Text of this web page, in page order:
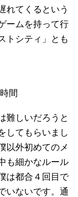
れてくるという
ームを持って行
トシティ」とも
間
難しいだろうと
してもらいまし
以外初めてのメ
も細かなルール
は都合４回目で
いないです。通